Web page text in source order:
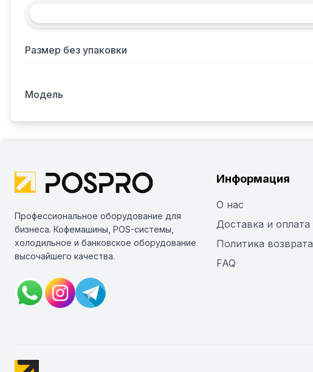
Размер без упаковки
Модель
Профессиональное оборудование для
бизнеса. Кофемашины, POS-системы,
холодильное и банковское оборудование
высочайшего качества.
Информация
О нас
Доставка и оплата
Политика возврата
FAQ